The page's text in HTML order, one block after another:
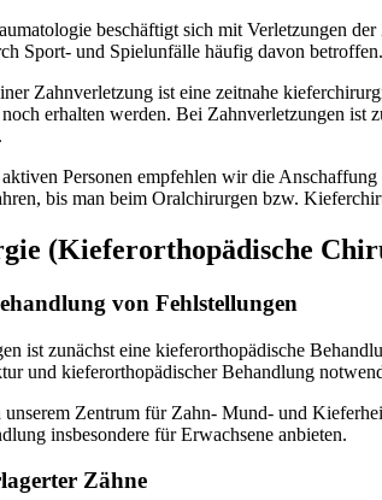
beschäftigt sich mit Verletzungen
Sport- und Spielunfälle häufig davon
Zahnverletzung ist eine zeitnahe
erhalten werden. Bei Zahnverletzungen ist
Personen empfehlen wir die
bis man beim Oralchirurgen bzw.
(Kiefer­orthopädische
von Fehlstellungen
ist zunächst eine kieferorthopädische
und kieferorthopädischer Behandlung
Zentrum für Zahn- Mund- und
insbesondere für Erwachsene anbieten.
Zähne